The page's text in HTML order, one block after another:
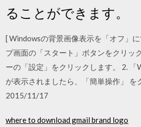
ることができます。
[ Windowsの背景画像表示を「オフ」
プ画面の「スタート」ボタンをクリッ
ーの「設定」をクリックします。 2. 「
が表示されましたら、「簡単操作」 を
2015/11/17
where to download gmail brand logo